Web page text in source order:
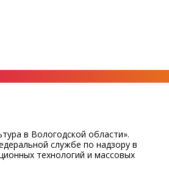
в Вологодской области».
службе по надзору в
технологий и массовых
и дата принятия решения о